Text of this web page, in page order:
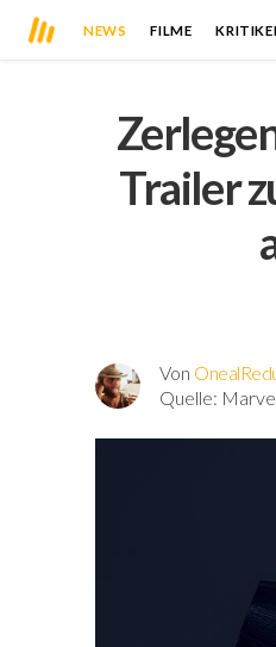
NEWS FILME
Trailer
Von
Quelle: